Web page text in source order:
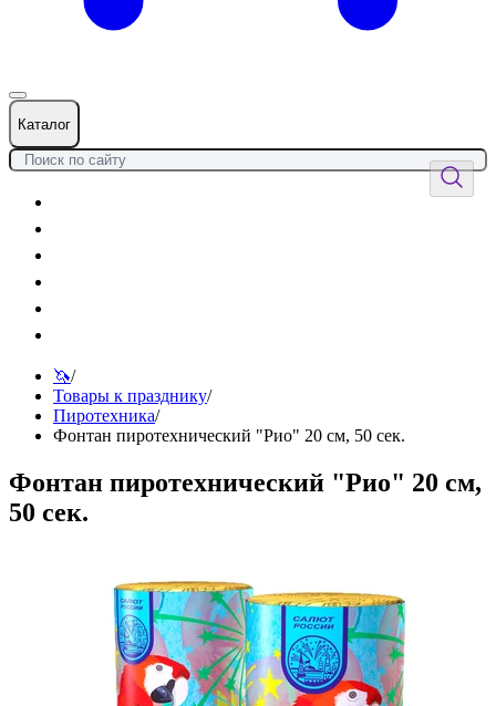
Каталог
🦄/
Товары к празднику/
Пиротехника/
Фонтан пиротехнический "Рио" 20 см, 50 сек.
Фонтан пиротехнический "Рио" 20 см,
50 сек.